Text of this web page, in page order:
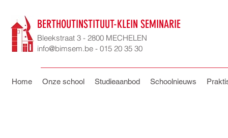
BERTHOUTINSTITUUT-KLEIN SEMINARIE
Bleekstraat 3 - 2800 MECHELEN
info@bimsem.be - 015 20 35 30
Home Onze school Studieaanbod Schoolnieuws